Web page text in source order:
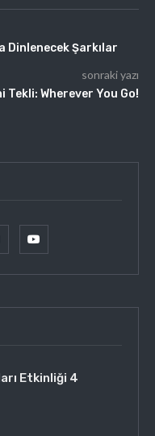
Dinlenecek Şarkılar
sonraki yazı
Tekli: Wherever You Go!
Etkinliği 4